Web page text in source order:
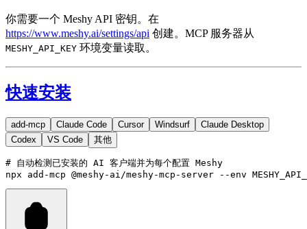
你需要一个 Meshy API 密钥。在
https://www.meshy.ai/settings/api 创建。MCP 服务器从
MESHY_API_KEY 环境变量读取。
快速安装
add-mcp Claude Code Cursor Windsurf
Claude Desktop
Codex
VS Code 其他
# 自动检测已安装的 AI 客户端并为每个配置 Meshy
npx
add-mcp @meshy-ai/meshy-mcp-server --env